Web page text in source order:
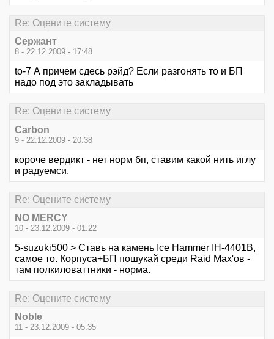
Re: Оцените систему
Сержант
8 - 22.12.2009 - 17:48
to-7 А причем сдесь рэйд? Если разгонять то и БП
надо под это закладывать
Re: Оцените систему
Carbon
9 - 22.12.2009 - 20:38
короче вердикт - нет норм бп, ставим какой нить иглу
и радуемси.
Re: Оцените систему
NO MERCY
10 - 23.12.2009 - 01:22
5-suzuki500 > Ставь на камень Ice Hammer IH-4401B,
самое то. Корпуса+БП пошукай среди Raid Max'ов -
там полкиловаттники - норма.
Re: Оцените систему
Noble
11 - 23.12.2009 - 05:35